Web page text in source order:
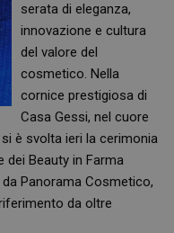
serata di eleganza,
innovazione e cultura
del valore del
cosmetico. Nella
cornice prestigiosa di
Casa Gessi, nel cuore
è svolta ieri la cerimonia
dei Beauty in Farma
Panorama Cosmetico,
da oltre